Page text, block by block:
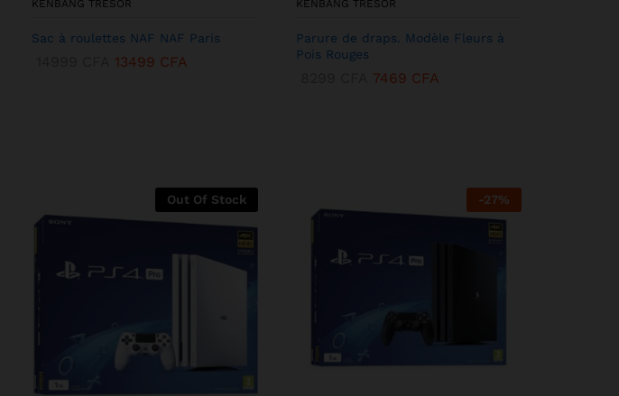
KENBANG TRÉSOR
Sac à roulettes NAF NAF Paris
13499 CFA
KENBANG TRÉSOR
Parure de draps. Modèle Fleurs à
Pois Rouges
7469 CFA
Out Of Stock -27%